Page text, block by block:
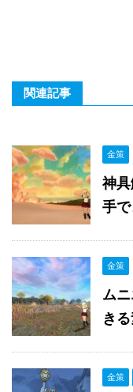
関連記事
金策
神
手
金策
ム
き
金策